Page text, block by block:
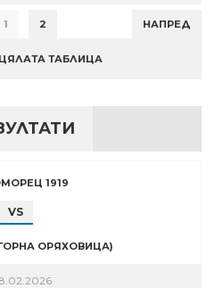
1 2 НАПРЕД
ТАБЛИЦА
1919
VS
ОРЯХОВИЦА)